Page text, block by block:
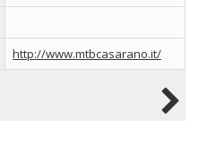
http://www.mtbcasarano.it/